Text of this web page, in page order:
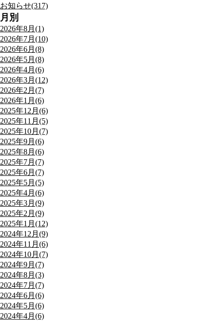
お知らせ(317)
月別
2026年8月(1)
2026年7月(10)
2026年6月(8)
2026年5月(8)
2026年4月(6)
2026年3月(12)
2026年2月(7)
2026年1月(6)
2025年12月(6)
2025年11月(5)
2025年10月(7)
2025年9月(6)
2025年8月(6)
2025年7月(7)
2025年6月(7)
2025年5月(5)
2025年4月(6)
2025年3月(9)
2025年2月(9)
2025年1月(12)
2024年12月(9)
2024年11月(6)
2024年10月(7)
2024年9月(7)
2024年8月(3)
2024年7月(7)
2024年6月(6)
2024年5月(6)
2024年4月(6)